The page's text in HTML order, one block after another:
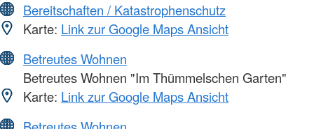
Bereitschaften / Katastrophenschutz
Karte: Link zur Google Maps Ansicht
Betreutes Wohnen
Betreutes Wohnen "Im Thümmelschen Garten"
Karte: Link zur Google Maps Ansicht